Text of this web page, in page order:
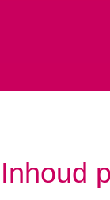
Inhoud